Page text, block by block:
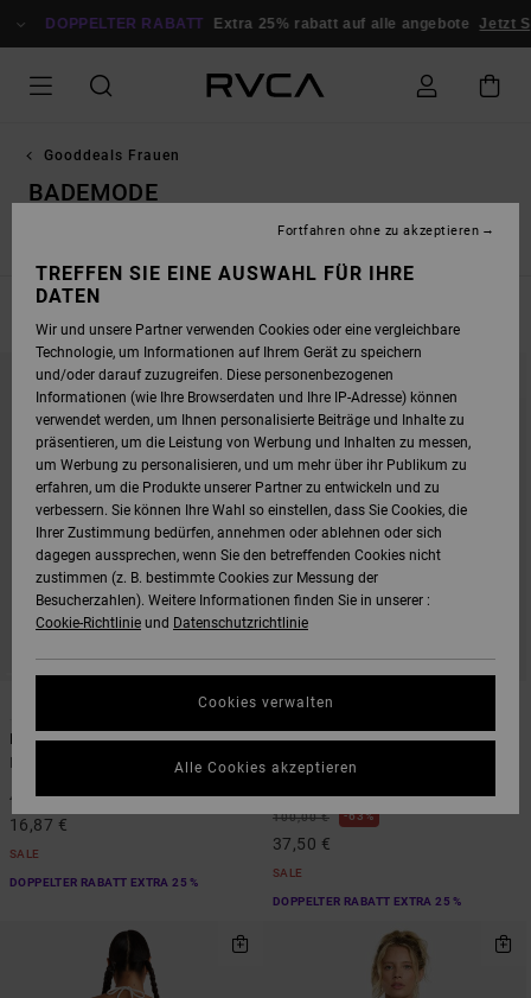
ZUR
DOPPELTER RABATT Extra 25% rabatt auf alle angebote Jetzt
Gooddeals Frauen
BADEMODE
DIREKT
FILTERKRITERIEN
ÜBERSPRINGEN
FILTERN
Days Like These
Frauen Schwarz Knappe Bikinihose
45,00 € 63%
16,87 €
SALE
DOPPELTER RABATT EXTRA 25 %
1
Aren Surf
Frauen Multi Badeanzug mit voller
100,00 € 63%
37,50 €
SALE
DOPPELTER RABATT EXTRA 25 %
TREFFEN SIE EINE AUSWAHL FÜR IHRE
DATEN
Wir und unsere Partner verwenden Cookies oder eine vergleichbare
Technologie, um Informationen auf Ihrem Gerät zu speichern
und/oder darauf zuzugreifen. Diese personenbezogenen
Informationen (wie Ihre Browserdaten und Ihre IP-Adresse) können
verwendet werden, um Ihnen personalisierte Beiträge und Inhalte zu
präsentieren, um die Leistung von Werbung und Inhalten zu messen,
um Werbung zu personalisieren, und um mehr über ihr Publikum zu
erfahren, um die Produkte unserer Partner zu entwickeln und zu
verbessern. Sie können Ihre Wahl so einstellen, dass Sie Cookies, die
Ihrer Zustimmung bedürfen, annehmen oder ablehnen oder sich
dagegen aussprechen, wenn Sie den betreffenden Cookies nicht
zustimmen (z. B. bestimmte Cookies zur Messung der
Besucherzahlen). Weitere Informationen finden Sie in unserer :
Cookie-Richtlinie und Datenschutzrichtlinie
Cookies verwalten
Fortfahren ohne zu akzeptieren
Alle Cookies akzeptieren